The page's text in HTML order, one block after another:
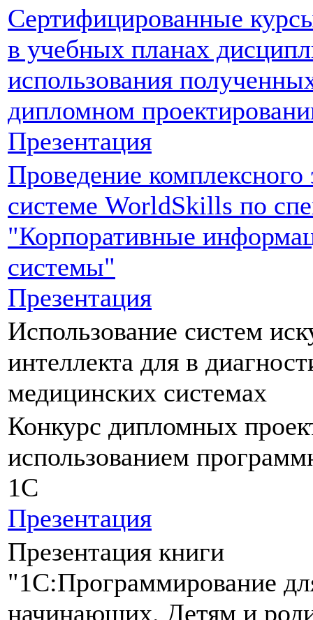
Сертифицированные
в учебных планах
использования
дипломном
Презентация
Проведение комплексного
системе WorldSkills по
"Корпоративные
системы"
Презентация
Использование систем
интеллекта для в
медицинских системах
Конкурс дипломных
использованием
1С
Презентация
Презентация книги
"1С:Программирование
начинающих. Детям и